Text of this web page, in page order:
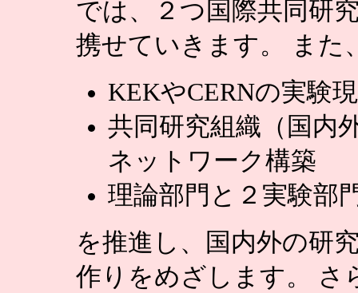
では、２つ国際共同研
携せていきます。 また
KEKやCERNの実験
共同研究組織（国内
ネットワーク構築
理論部門と２実験部
を推進し、国内外の研
作りをめざします。 さ